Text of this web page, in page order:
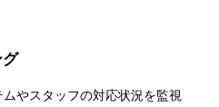
やスタッフの対応状況を監視